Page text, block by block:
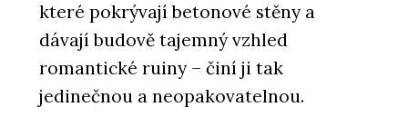
které pokrývají betonové stěny a
dávají budově tajemný vzhled
romantické ruiny – činí ji tak
jedinečnou a neopakovatelnou.